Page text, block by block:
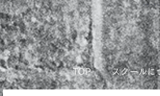
リモート
TOP スクールに